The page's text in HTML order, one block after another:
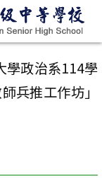
學政治系114學
兵推工作坊」